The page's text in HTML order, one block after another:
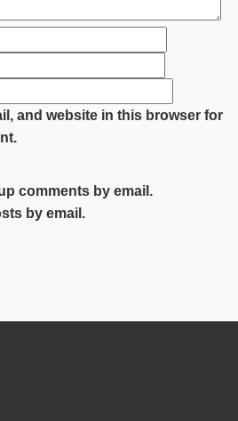
and website in this browser for
comments by email.
by email.